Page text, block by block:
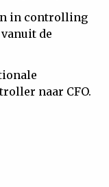
in controlling
de
naar CFO.